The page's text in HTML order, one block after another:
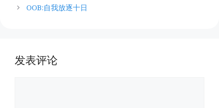
OOB:自我放逐十日
发表评论